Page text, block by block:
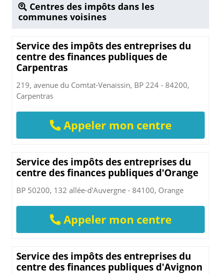
Centres des impôts dans les
communes voisines
Service des impôts des entreprises du
centre des finances publiques de
Carpentras
219, avenue du Comtat-Venaissin, BP 224 - 84200,
Carpentras
Appeler mon centre
Service des impôts des entreprises du
centre des finances publiques d'Orange
BP 50200, 132 allée-d'Auvergne - 84100, Orange
Appeler mon centre
Service des impôts des entreprises du
centre des finances publiques d'Avignon